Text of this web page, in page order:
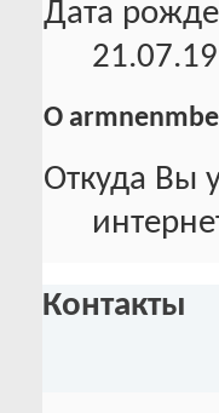
Дата
О
Откуда Вы
Контакты